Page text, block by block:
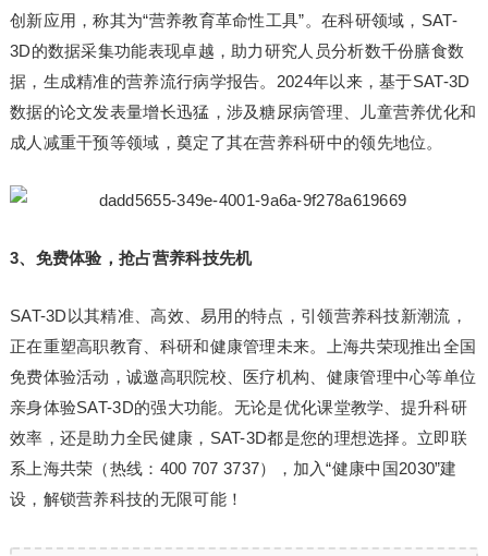
创新应用，称其为“营养教育革命性工具”。在科研领域，SAT-
3D的数据采集功能表现卓越，助力研究人员分析数千份膳食数
据，生成精准的营养流行病学报告。2024年以来，基于SAT-3D
数据的论文发表量增长迅猛，涉及糖尿病管理、儿童营养优化和
成人减重干预等领域，奠定了其在营养科研中的领先地位。
3、免费体验，抢占营养科技先机
SAT-3D以其精准、高效、易用的特点，引领营养科技新潮流，
正在重塑高职教育、科研和健康管理未来。上海共荣现推出全国
免费体验活动，诚邀高职院校、医疗机构、健康管理中心等单位
亲身体验SAT-3D的强大功能。无论是优化课堂教学、提升科研
效率，还是助力全民健康，SAT-3D都是您的理想选择。立即联
系上海共荣（热线：400 707 3737），加入“健康中国2030”建
设，解锁营养科技的无限可能！